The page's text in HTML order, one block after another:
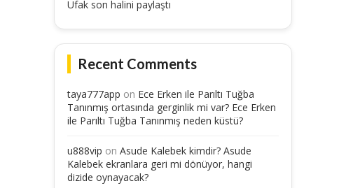
Ufak son halini paylaştı
Recent Comments
taya777app on Ece Erken ile Parıltı Tuğba
Tanınmış ortasında gerginlik mi var? Ece Erken
ile Parıltı Tuğba Tanınmış neden küstü?
u888vip on Asude Kalebek kimdir? Asude
Kalebek ekranlara geri mi dönüyor, hangi
dizide oynayacak?